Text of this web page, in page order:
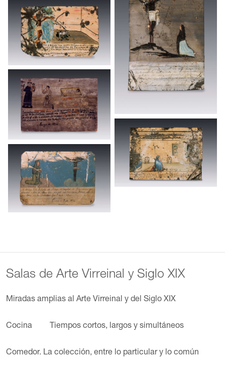
Salas de Arte Virreinal y Siglo XIX
Miradas amplias al Arte Virreinal y del Siglo XIX
Cocina Tiempos cortos, largos y simultáneos
Comedor. La colección, entre lo particular y lo común